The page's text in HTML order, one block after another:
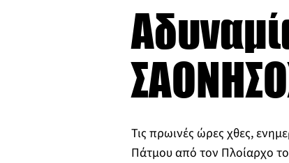
Τις πρωινές ώρες χθες,
Πάτμου από τον Πλοίαρχο